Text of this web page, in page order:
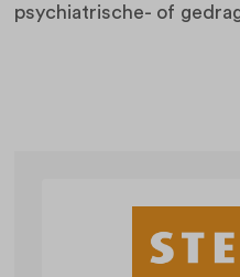
psychiatrische- of